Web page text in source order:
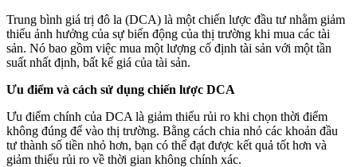
Trung bình giá trị đô la (DCA) là một chiến lược đầu tư nhằm giảm
thiểu ảnh hưởng của sự biến động của thị trường khi mua các tài
sản. Nó bao gồm việc mua một lượng cố định tài sản với một tần
suất nhất định, bất kể giá của tài sản.
Ưu điểm và cách sử dụng chiến lược DCA
Ưu điểm chính của DCA là giảm thiểu rủi ro khi chọn thời điểm
không đúng để vào thị trường. Bằng cách chia nhỏ các khoản đầu
tư thành số tiền nhỏ hơn, bạn có thể đạt được kết quả tốt hơn và
giảm thiểu rủi ro về thời gian không chính xác.